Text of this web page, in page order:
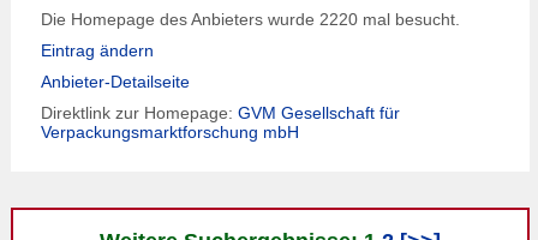
Die Homepage des Anbieters wurde 2220 mal besucht.
Eintrag ändern
Anbieter-Detailseite
Direktlink zur Homepage: GVM Gesellschaft für
Verpackungsmarktforschung mbH